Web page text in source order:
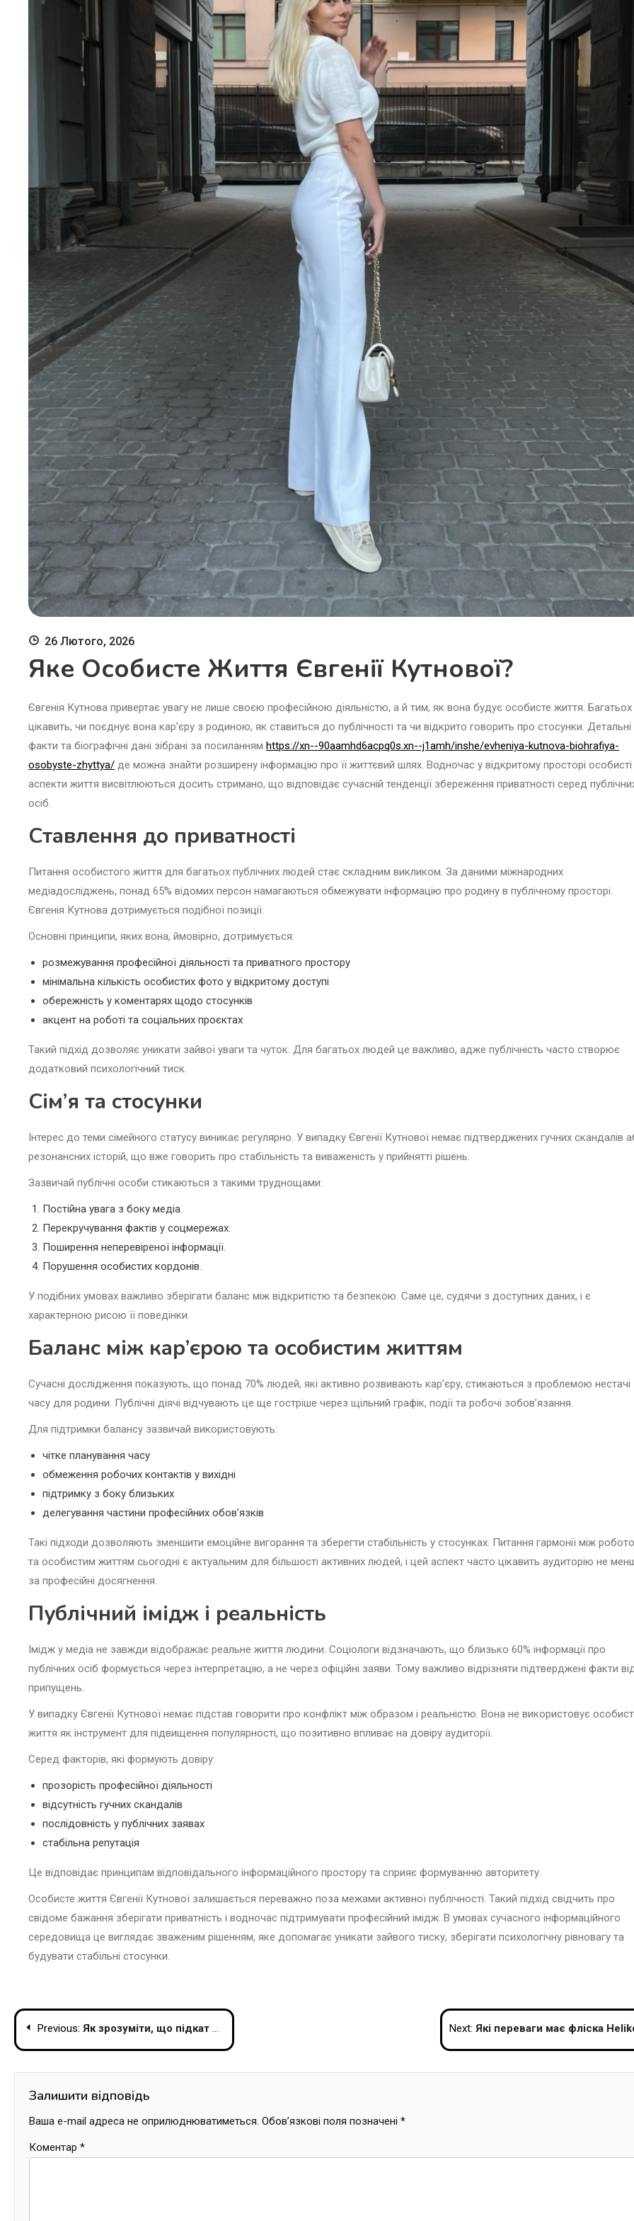
26 Лютого, 2026
Яке Особисте Життя Євгенії Кутнової?
Євгенія Кутнова привертає увагу не лише своєю професійною діяльністю, а й тим, як вона будує особисте життя. Багатьох
цікавить, чи поєднує вона кар’єру з родиною, як ставиться до публічності та чи відкрито говорить про стосунки. Детальні
факти та біографічні дані зібрані за посиланням https://xn--90aamhd6acpq0s.xn--j1amh/inshe/evheniya-kutnova-biohrafiya-
osobyste-zhyttya/ де можна знайти розширену інформацію про її життєвий шлях. Водночас у відкритому просторі особисті
аспекти життя висвітлюються досить стримано, що відповідає сучасній тенденції збереження приватності серед
осіб.
Ставлення до приватності
Питання особистого життя для багатьох публічних людей стає складним викликом. За даними міжнародних
медіадосліджень, понад 65% відомих персон намагаються обмежувати інформацію про родину в публічному просторі.
Євгенія Кутнова дотримується подібної позиції.
Основні принципи, яких вона, ймовірно, дотримується:
розмежування професійної діяльності та приватного простору
мінімальна кількість особистих фото у відкритому доступі
обережність у коментарях щодо стосунків
акцент на роботі та соціальних проєктах
Такий підхід дозволяє уникати зайвої уваги та чуток. Для багатьох людей це важливо, адже публічність часто створює
додатковий психологічний тиск.
Сім’я та стосунки
Інтерес до теми сімейного статусу виникає регулярно. У випадку Євгенії Кутнової немає підтверджених гучних скандалів
резонансних історій, що вже говорить про стабільність та виваженість у прийнятті рішень.
Зазвичай публічні особи стикаються з такими труднощами:
Постійна увага з боку медіа.
Перекручування фактів у соцмережах.
Поширення неперевіреної інформації.
Порушення особистих кордонів.
У подібних умовах важливо зберігати баланс між відкритістю та безпекою. Саме це, судячи з доступних даних, і є
характерною рисою її поведінки.
Баланс між кар’єрою та особистим життям
Сучасні дослідження показують, що понад 70% людей, які активно розвивають кар’єру, стикаються з проблемою нестачі
часу для родини. Публічні діячі відчувають це ще гостріше через щільний графік, події та робочі зобов’язання.
Для підтримки балансу зазвичай використовують:
чітке планування часу
обмеження робочих контактів у вихідні
підтримку з боку близьких
делегування частини професійних обов’язків
Такі підходи дозволяють зменшити емоційне вигорання та зберегти стабільність у стосунках. Питання гармонії між
та особистим життям сьогодні є актуальним для більшості активних людей, і цей аспект часто цікавить аудиторію не
за професійні досягнення.
Публічний імідж і реальність
Імідж у медіа не завжди відображає реальне життя людини. Соціологи відзначають, що близько 60% інформації про
публічних осіб формується через інтерпретацію, а не через офіційні заяви. Тому важливо відрізняти підтверджені факти
припущень.
У випадку Євгенії Кутнової немає підстав говорити про конфлікт між образом і реальністю. Вона не використовує
життя як інструмент для підвищення популярності, що позитивно впливає на довіру аудиторії.
Серед факторів, які формують довіру:
прозорість професійної діяльності
відсутність гучних скандалів
послідовність у публічних заявах
стабільна репутація
Це відповідає принципам відповідального інформаційного простору та сприяє формуванню авторитету.
Особисте життя Євгенії Кутнової залишається переважно поза межами активної публічності. Такий підхід свідчить про
свідоме бажання зберігати приватність і водночас підтримувати професійний імідж. В умовах сучасного інформаційного
середовища це виглядає зваженим рішенням, яке допомагає уникати зайвого тиску, зберігати психологічну рівновагу та
будувати стабільні стосунки.
Навігація
записів
Previous: Як зрозуміти, що підкат до хлопця вдалий? Next: Які переваги має фліска Helikon для щоденного
Залишити відповідь
Ваша e-mail адреса не оприлюднюватиметься. Обов’язкові поля позначені *
Коментар *